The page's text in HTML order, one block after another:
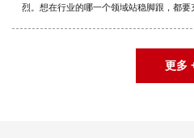
烈。想在行业的哪一个领域站稳脚跟，都要
更多